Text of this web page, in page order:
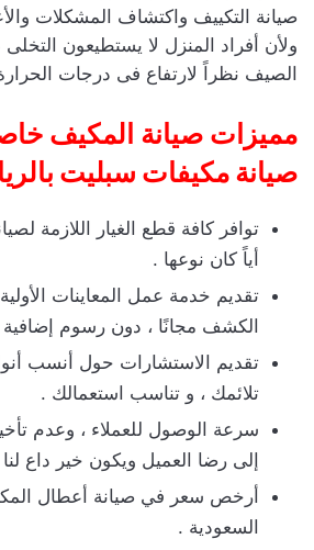
صيانة التكييف واكتشاف المشكلات
ولأن أفراد المنزل لا يستطيعون
الصيف نظراً لارتفاع فى درجات
مميزات صيانة المكيف
صيانة مكيفات سبليت
توافر كافة قطع الغيار اللازمة
أياً كان نوعها .
تقديم خدمة عمل المعاينات
الكشف مجانًا ، دون رسوم إضافية
تقديم الاستشارات حول أنسب
تلائمك ، و تناسب استعمالك .
سرعة الوصول للعملاء ، وعدم
إلى رضا العميل ويكون خير داع لنا
أرخص سعر في صيانة أعطال
السعودية .